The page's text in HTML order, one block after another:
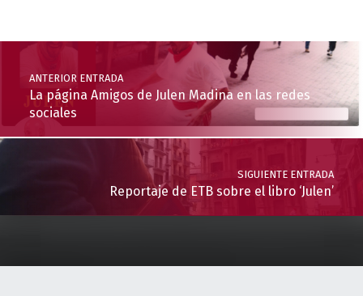
Navegación de entradas
ANTERIOR ENTRADA
La página Amigos de Julen Madina en las redes
sociales
SIGUIENTE ENTRADA
Reportaje de ETB sobre el libro ‘Julen’